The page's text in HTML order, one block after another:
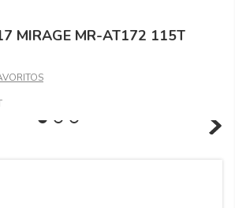
MIRAGE MR-AT172 115T